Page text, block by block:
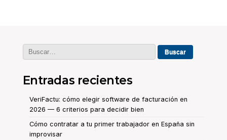
Buscar:
Entradas recientes
VeriFactu: cómo elegir software de facturación en
2026 — 6 criterios para decidir bien
Cómo contratar a tu primer trabajador en España sin
improvisar